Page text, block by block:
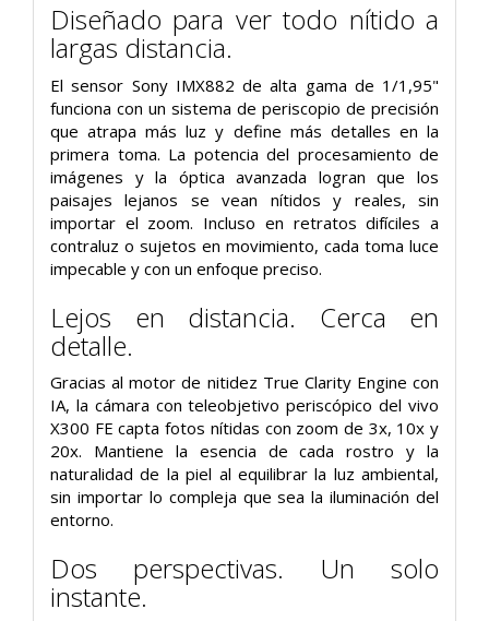
Diseñado para ver todo nítido a
largas distancia.
El sensor Sony IMX882 de alta gama de 1/1,95"
funciona con un sistema de periscopio de precisión
que atrapa más luz y define más detalles en la
primera toma. La potencia del procesamiento de
imágenes y la óptica avanzada logran que los
paisajes lejanos se vean nítidos y reales, sin
importar el zoom. Incluso en retratos difíciles a
contraluz o sujetos en movimiento, cada toma luce
impecable y con un enfoque preciso.
Lejos en distancia. Cerca en
detalle.
Gracias al motor de nitidez True Clarity Engine con
IA, la cámara con teleobjetivo periscópico del vivo
X300 FE capta fotos nítidas con zoom de 3x, 10x y
20x. Mantiene la esencia de cada rostro y la
naturalidad de la piel al equilibrar la luz ambiental,
sin importar lo compleja que sea la iluminación del
entorno.
Dos perspectivas. Un solo
instante.